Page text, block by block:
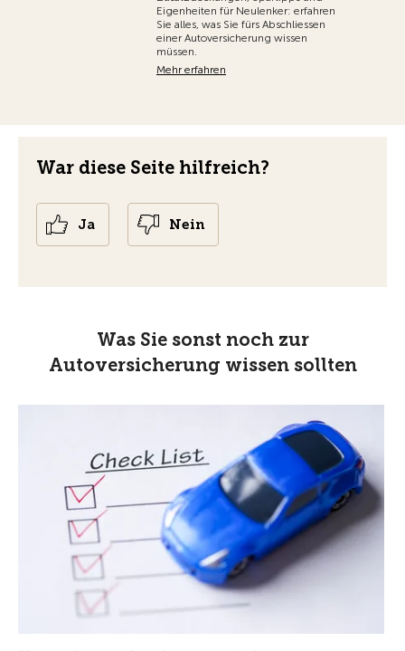
Eigenheiten für Neulenker: erfahren
Sie alles, was Sie fürs Abschliessen
einer Autoversicherung wissen
müssen.
Mehr erfahren
War diese Seite hilfreich?
Ja Nein
Was Sie sonst noch zur
Autoversicherung wissen sollten